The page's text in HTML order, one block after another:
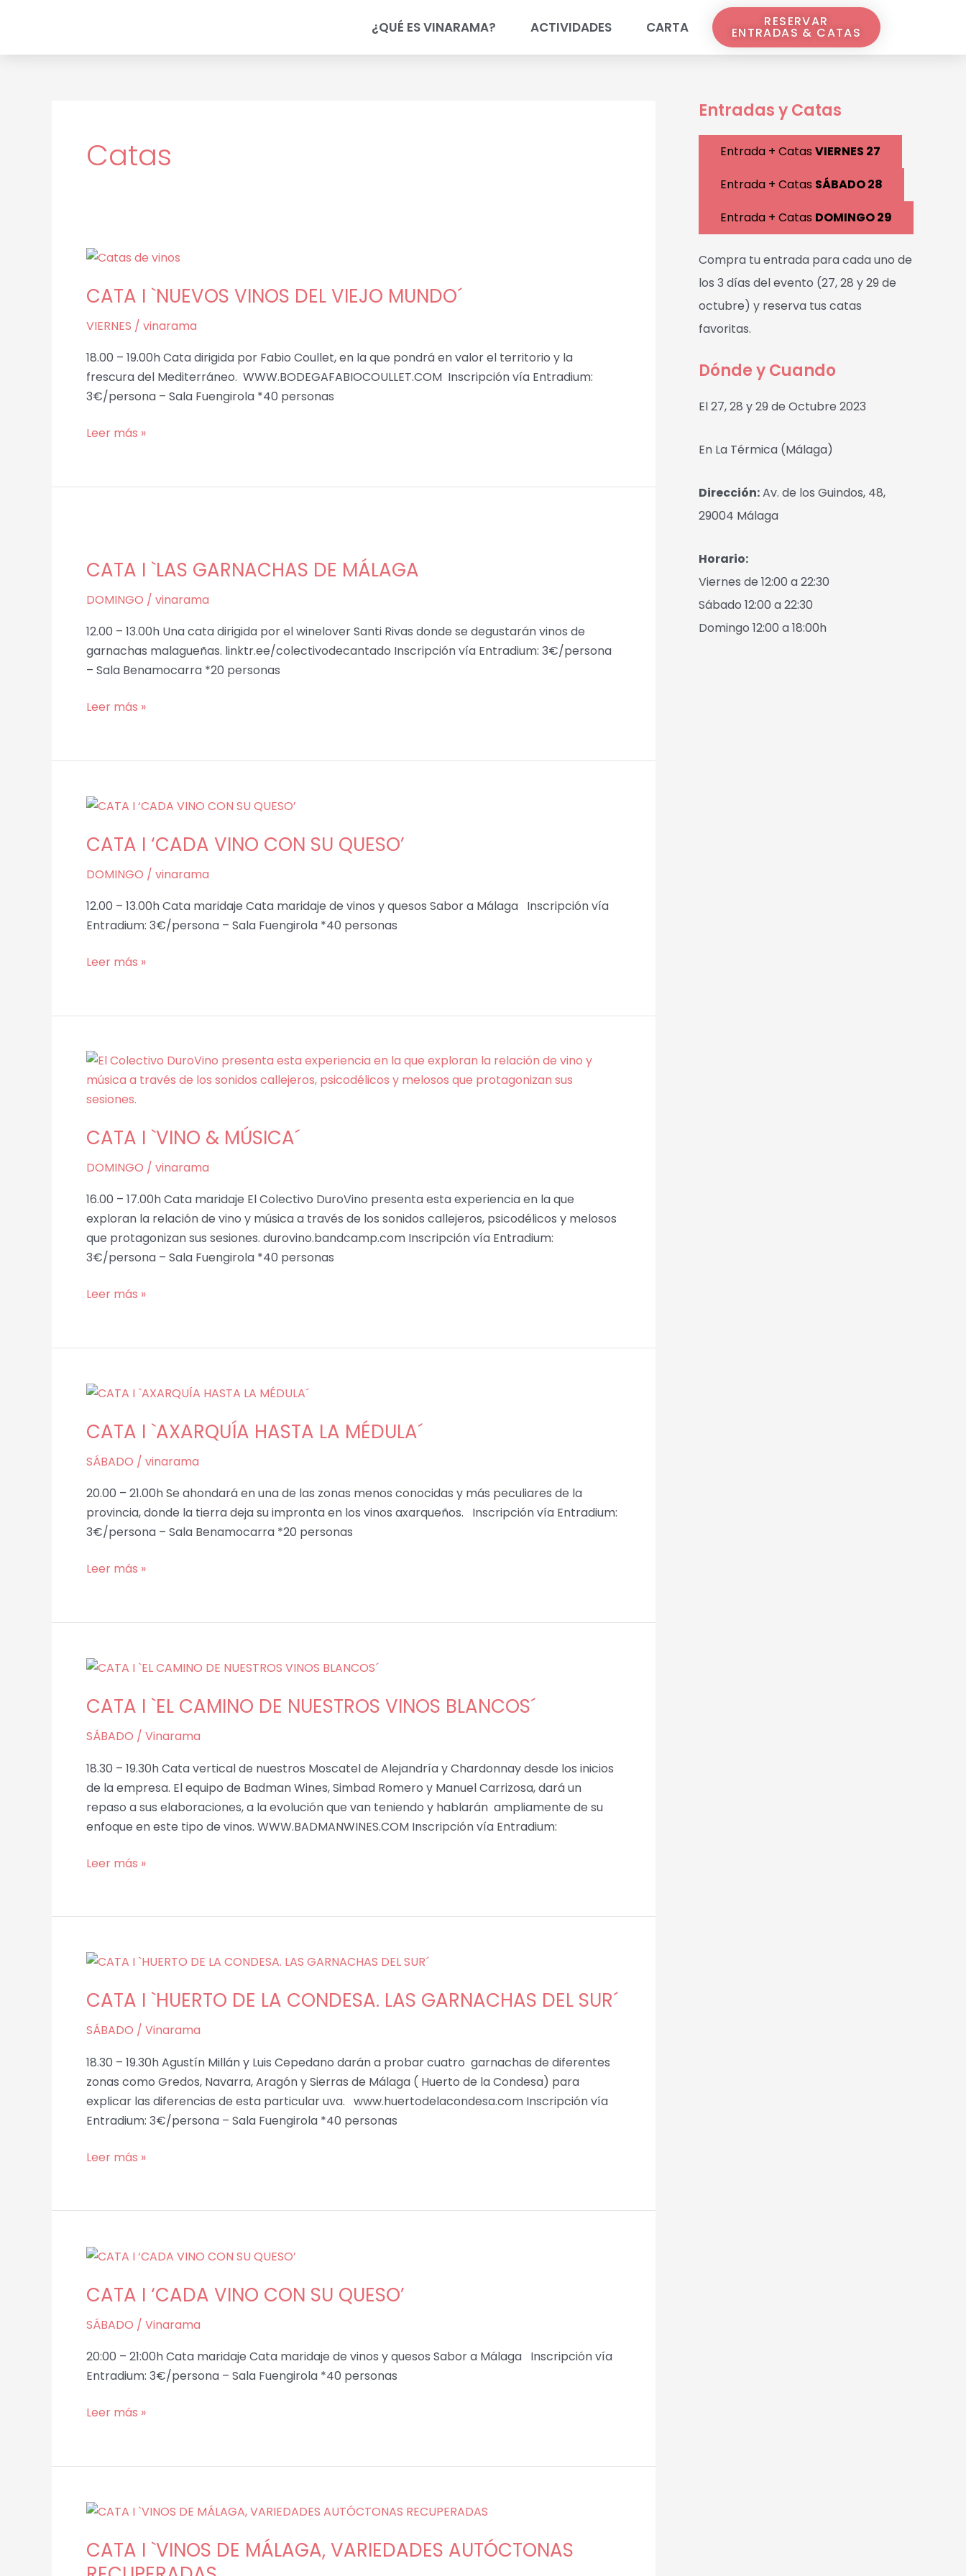
¿QUÉ ES VINARAMA? ACTIVIDADES CARTA RESERVAR
ENTRADAS & CATAS
Catas
CATA I `NUEVOS VINOS DEL VIEJO MUNDO´
VIERNES / vinarama
18.00 – 19.00h Cata dirigida por Fabio Coullet, en la que pondrá en valor el territorio y la
frescura del Mediterráneo. WWW.BODEGAFABIOCOULLET.COM Inscripción vía Entradium:
3€/persona – Sala Fuengirola *40 personas
CATA
`NUEVOS
DEL
VIEJO
MUNDO
´
Leer más »
CATA I `LAS GARNACHAS DE MÁLAGA
DOMINGO / vinarama
12.00 – 13.00h Una cata dirigida por el winelover Santi Rivas donde se degustarán vinos de
garnachas malagueñas. linktr.ee/colectivodecantado Inscripción vía Entradium: 3€/persona
– Sala Benamocarra *20 personas
`LAS
GARNACHAS
DE
MÁLAGA
Leer más »
CATA I ‘CADA VINO CON SU QUESO’
DOMINGO / vinarama
12.00 – 13.00h Cata maridaje Cata maridaje de vinos y quesos Sabor a Málaga Inscripción vía
Entradium: 3€/persona – Sala Fuengirola *40 personas
CATA
‘CADA
CON
SU
QUESO’
Leer más »
CATA I `VINO & MÚSICA´
DOMINGO / vinarama
16.00 – 17.00h Cata maridaje El Colectivo DuroVino presenta esta experiencia en la que
exploran la relación de vino y música a través de los sonidos callejeros, psicodélicos y melosos
que protagonizan sus sesiones. durovino.bandcamp.com Inscripción vía Entradium:
3€/persona – Sala Fuengirola *40 personas
CATA
I
`VINO
MÚSICA
Leer más »
CATA I `AXARQUÍA HASTA LA MÉDULA´
SÁBADO / vinarama
20.00 – 21.00h Se ahondará en una de las zonas menos conocidas y más peculiares de la
provincia, donde la tierra deja su impronta en los vinos axarqueños. Inscripción vía Entradium:
3€/persona – Sala Benamocarra *20 personas
CATA
`AXARQUÍA
LA
MÉDULA
´
Leer más »
CATA I `EL CAMINO DE NUESTROS VINOS BLANCOS´
SÁBADO / Vinarama
18.30 – 19.30h Cata vertical de nuestros Moscatel de Alejandría y Chardonnay desde los inicios
de la empresa. El equipo de Badman Wines, Simbad Romero y Manuel Carrizosa, dará un
repaso a sus elaboraciones, a la evolución que van teniendo y hablarán ampliamente de su
enfoque en este tipo de vinos. WWW.BADMANWINES.COM Inscripción vía Entradium:
CATA
`EL
DE
NUESTROS
VINOS
BLANCOS
´
Leer más »
CATA I `HUERTO DE LA CONDESA. LAS GARNACHAS DEL SUR´
SÁBADO / Vinarama
18.30 – 19.30h Agustín Millán y Luis Cepedano darán a probar cuatro garnachas de diferentes
zonas como Gredos, Navarra, Aragón y Sierras de Málaga ( Huerto de la Condesa) para
explicar las diferencias de esta particular uva. www.huertodelacondesa.com Inscripción vía
Entradium: 3€/persona – Sala Fuengirola *40 personas
CATA
`HUERTO
LA
CONDESA.
LAS
GARNACHAS
DEL
´Leer más »
CATA I ‘CADA VINO CON SU QUESO’
SÁBADO / Vinarama
20:00 – 21:00h Cata maridaje Cata maridaje de vinos y quesos Sabor a Málaga Inscripción vía
Entradium: 3€/persona – Sala Fuengirola *40 personas
CATA
‘CADA
CON
SU
QUESO’
Leer más »
CATA I `VINOS DE MÁLAGA, VARIEDADES AUTÓCTONAS
CATA
`VINOS
DE
Entradas y Catas
Entrada + CatasVIERNES 27
Entrada + Catas SÁBADO 28
Entrada + Catas DOMINGO 29
Compra tu entrada para cada uno de
los 3 días del evento (27, 28 y 29 de
octubre) y reserva tus catas
favoritas.
Dónde y Cuando
El 27, 28 y 29 de Octubre 2023
En La Térmica (Málaga)
Dirección:Av. de los Guindos, 48,
29004 Málaga
Horario:
Viernes de 12:00 a 22:30
Sábado 12:00 a 22:30
Domingo 12:00 a 18:00h